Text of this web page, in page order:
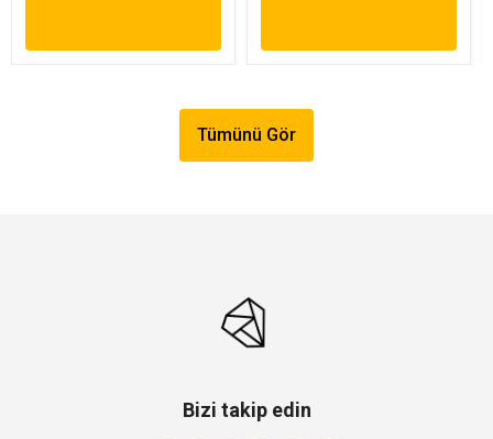
Tümünü Gör
Bizi takip edin